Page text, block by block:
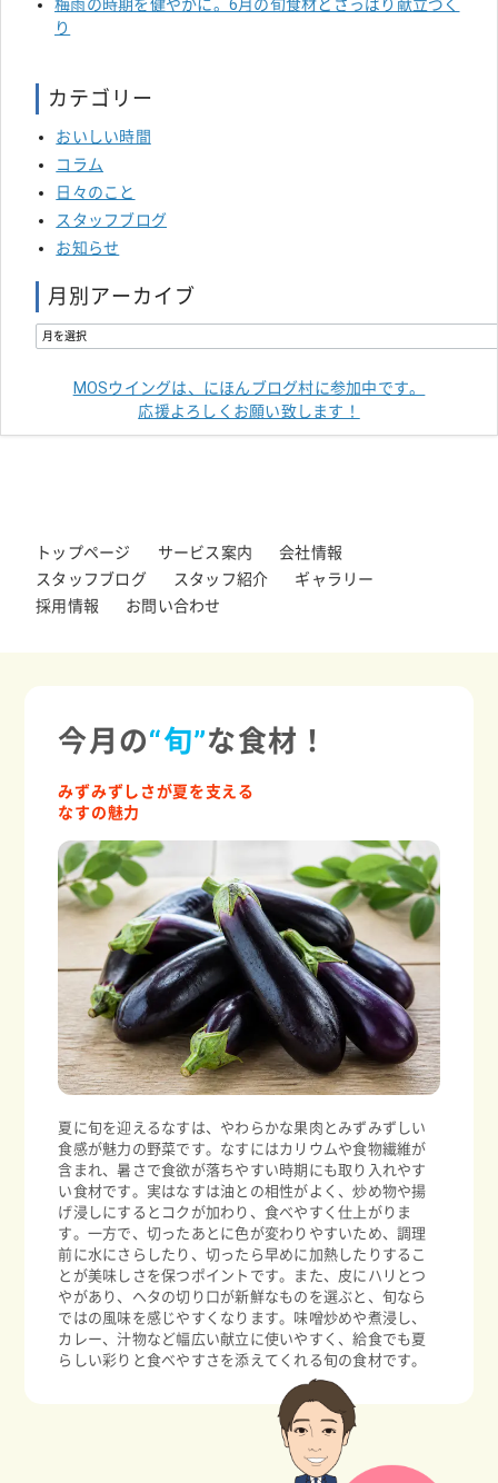
梅雨の時期を健やかに。6月の旬食材とさっぱり献立づく
り
カテゴリー
おいしい時間
コラム
日々のこと
スタッフブログ
お知らせ
月別アーカイブ
MOSウイングは、にほんブログ村に参加中です。
応援よろしくお願い致します！
トップページ サービス案内
会社情報
スタッフブログ
スタッフ紹介
ギャラリー
採用情報
お問い合わせ
今月の“旬”な食材！
みずみずしさが夏を支える
なすの魅力
夏に旬を迎えるなすは、やわらかな果肉とみずみずしい
食感が魅力の野菜です。なすにはカリウムや食物繊維が
含まれ、暑さで食欲が落ちやすい時期にも取り入れやす
い食材です。実はなすは油との相性がよく、炒め物や揚
げ浸しにするとコクが加わり、食べやすく仕上がりま
す。一方で、切ったあとに色が変わりやすいため、調理
前に水にさらしたり、切ったら早めに加熱したりするこ
とが美味しさを保つポイントです。また、皮にハリとつ
やがあり、ヘタの切り口が新鮮なものを選ぶと、旬なら
ではの風味を感じやすくなります。味噌炒めや煮浸し、
カレー、汁物など幅広い献立に使いやすく、給食でも夏
らしい彩りと食べやすさを添えてくれる旬の食材です。